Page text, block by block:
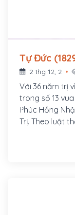
Tự Đức
2 thg 12, 2
Với 36 năm trị
trong số 13
Phúc Hồng
Trị. Theo luật
Nhưng do tài